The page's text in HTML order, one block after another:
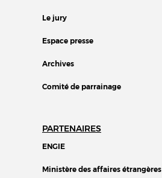
Le jury
Espace presse
Archives
Comité de parrainage
PARTENAIRES
ENGIE
Ministère des affaires étrangères